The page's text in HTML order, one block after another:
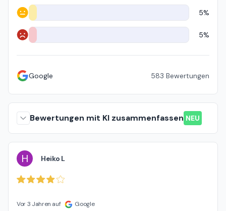
Neutral 5%
Negativ 5%
Google 583 Bewertungen
Bewertungen mit KI zusammenfassen NEU
H Heiko L
Vor 3 Jahren auf Google